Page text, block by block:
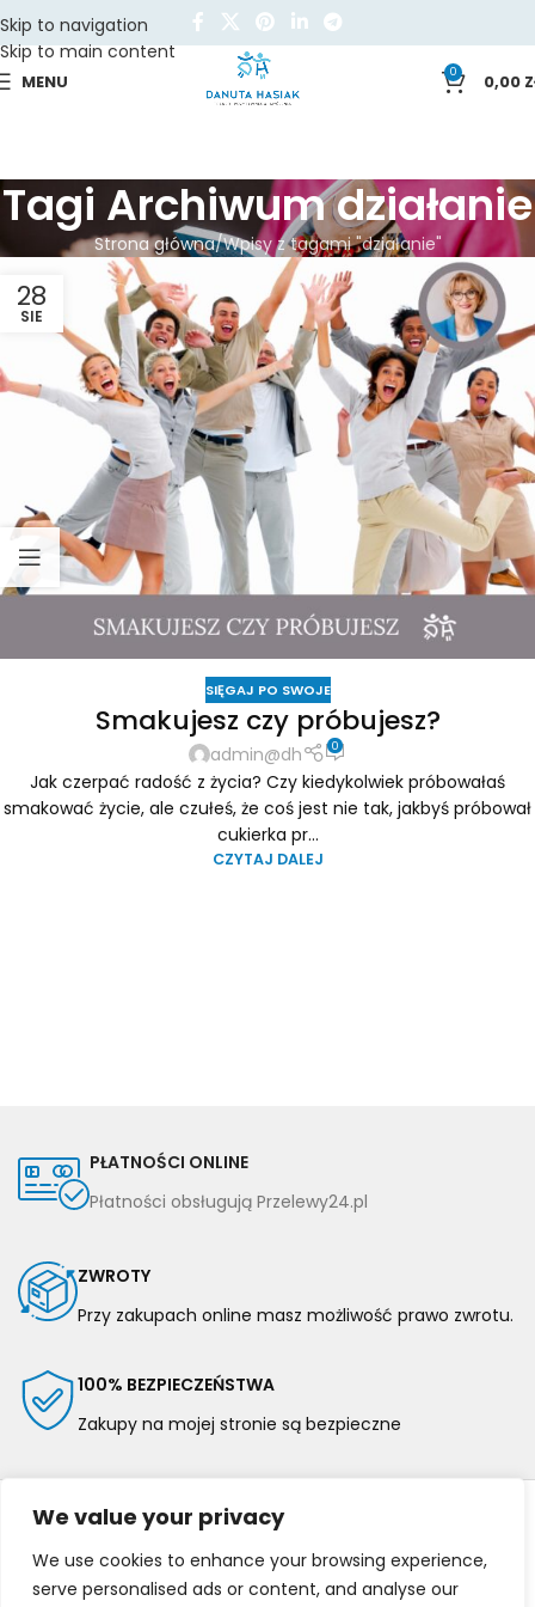
We value your privacy
We use cookies to enhance your browsing experience,
serve personalised ads or content, and analyse our
Skip to navigation
Skip to main content
MENU 0 0,00
Tagi Archiwum działanie
Strona główna Wpisy z tagami "działanie"
28
SIE
SIĘGAJ PO SWOJE
Smakujesz czy próbujesz?
admin@dh 0
Jak czerpać radość z życia? Czy kiedykolwiek próbowałaś
smakować życie, ale czułeś, że coś jest nie tak, jakbyś próbował
cukierka pr...
CZYTAJ DALEJ
PŁATNOŚCI ONLINE
Płatności obsługują Przelewy24.pl
ZWROTY
Przy zakupach online masz możliwość prawo zwrotu.
100% BEZPIECZEŃSTWA
Zakupy na mojej stronie są bezpieczne